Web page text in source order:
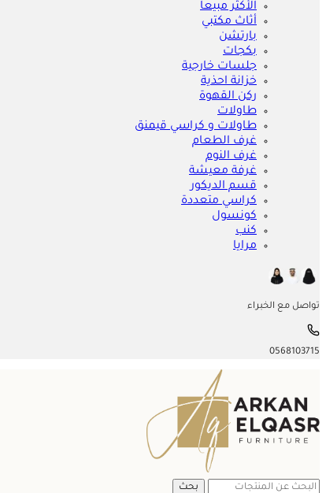
الأكثر مبيعا
أثاث مكتبي
بارتشن
بكجات
جلسات خارجية
خزانة احذية
ركن القهوة
طاولات
طاولات و كراسي قيمنق
غرف الطعام
غرف النوم
غرفة معيشة
قسم الديكور
كراسي متعددة
كونسول
كنب
مرايا
تواصل مع الخبراء
0568103715
بحث